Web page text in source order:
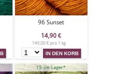
96 Sunset
14,90 €
149,00 € pro 1 kg
15 im Lager*